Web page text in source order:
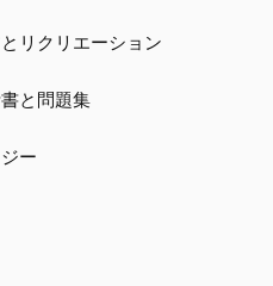
リクリエーション
と問題集
ー